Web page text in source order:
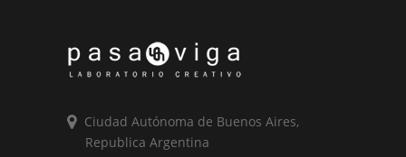
Ciudad Autónoma de Buenos Aires,
Republica Argentina